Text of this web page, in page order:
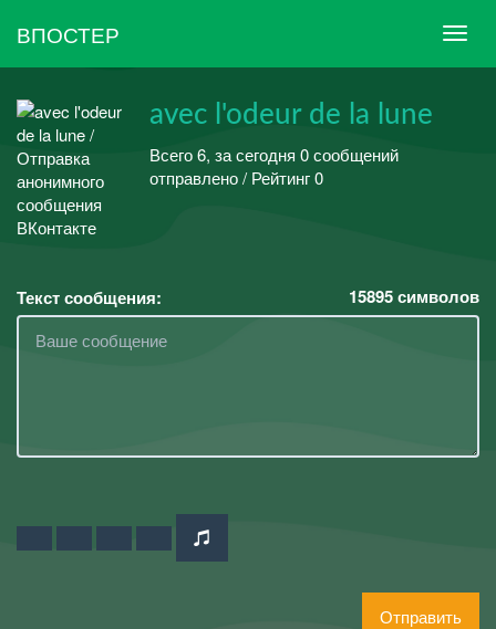
ВПОСТЕР
avec l'odeur de la lune
Всего 6, за сегодня 0 сообщений
отправлено / Рейтинг 0
Текст сообщения: 15895символов
Отправить